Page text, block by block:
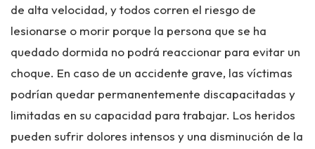
de alta velocidad, y todos corren el riesgo de
lesionarse o morir porque la persona que se ha
quedado dormida no podrá reaccionar para evitar un
choque. En caso de un accidente grave, las víctimas
podrían quedar permanentemente discapacitadas y
limitadas en su capacidad para trabajar. Los heridos
pueden sufrir dolores intensos y una disminución de la